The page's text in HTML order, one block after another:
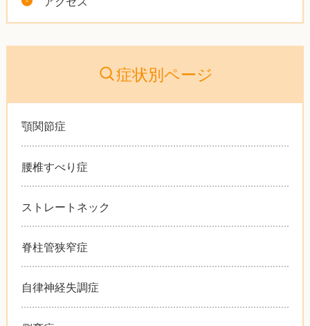
症状別ページ
顎関節症
腰椎すべり症
ストレートネック
脊柱管狭窄症
自律神経失調症